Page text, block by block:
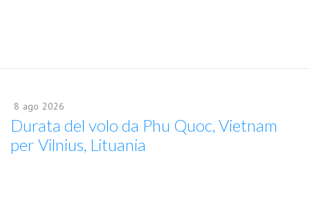
8 ago 2026
Durata del volo da Phu Quoc, Vietnam
per Vilnius, Lituania